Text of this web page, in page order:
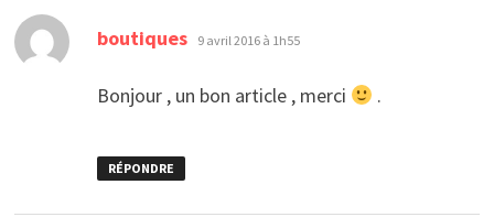
boutiques dit :
9 avril 2016 à 1h55
Bonjour , un bon article , merci .
RÉPONDRE